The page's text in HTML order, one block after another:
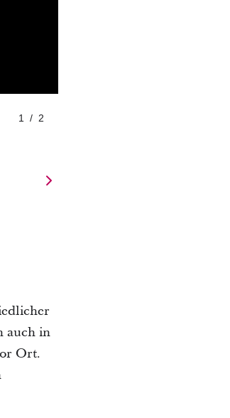
1 / 2
auch in
Ort.